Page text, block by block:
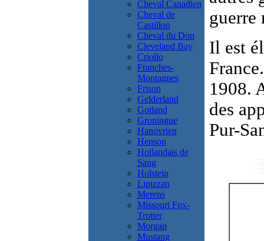
Cheval Canadien
Cheval de
Castillon
Cheval du Don
Cleveland Bay
Criollo
Franches-
Montagnes
Frison
Gelderland
Gotland
Groningue
Hanovrien
Henson
Hollandais de
Sang
Holstein
Lipizzan
Merens
Missouri Fox-
Trotter
Morgan
Mustang
guerre
Il est
1908.
des
Pur-